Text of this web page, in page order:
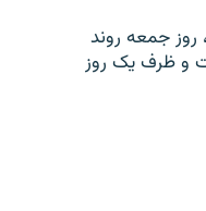
روز جمعه روند
و ظرف یک روز